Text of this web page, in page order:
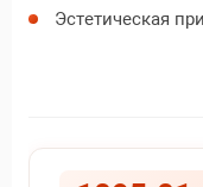
Эстетическая